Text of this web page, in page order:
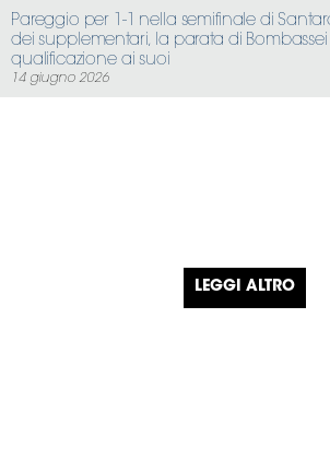
Pareggio per 1-1 nella semifinale di
dei supplementari, la parata di
qualificazione ai suoi
14 giugno 2026
LEGGI ALTRO